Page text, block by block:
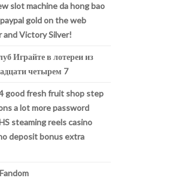
slot machine da hong bao
gold on the web
Victory Silver!
Играйте в лотереи из
четырем 7
good fresh fruit shop step
a lot more password
steaming reels casino
deposit bonus extra